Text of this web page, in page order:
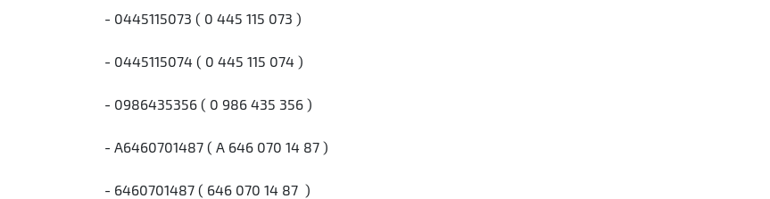
- 0445115073 ( 0 445 115 073 )
- 0445115074 ( 0 445 115 074 )
- 0986435356 ( 0 986 435 356 )
- А6460701487 ( A 646 070 14 87 )
- 6460701487 ( 646 070 14 87 )